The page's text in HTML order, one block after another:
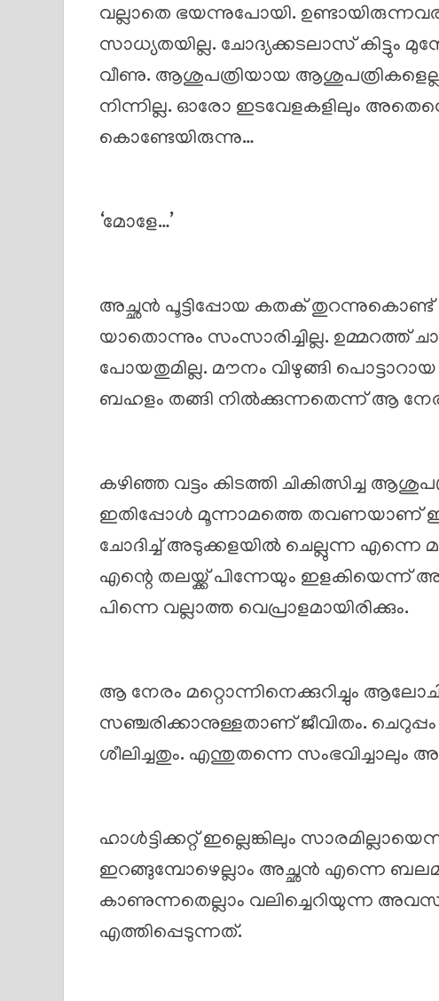
വല്ലാതെ ഭയന്നുപോയി.
സാധ്യതയില്ല. ചോദ്യക്കടലാസ് കിട്ടും
വീണു. ആശുപത്രിയായ
നിന്നില്ല. ഓരോ ഇടവേളകളിലും
കൊണ്ടേയിരുന്നു…
‘മോളേ…’
അച്ഛൻ പൂട്ടിപ്പോയ കതക് തുറന്നുകൊണ്ട്
യാതൊന്നും സംസാരിച്ചില്ല. ഉമ്മറത്ത്
പോയതുമില്ല. മൗനം വിഴുങ്ങി
ബഹളം തങ്ങി നിൽക്കുന്നതെന്ന് ആ
കഴിഞ്ഞ വട്ടം കിടത്തി ചികിത്സിച്ച
ഇതിപ്പോൾ മൂന്നാമത്തെ തവണയാണ്
ചോദിച്ച് അടുക്കളയിൽ ചെല്ലുന്ന
എന്റെ തലയ്ക്ക് പിന്നേയും ഇളകിയെന്ന്
പിന്നെ വല്ലാത്ത വെപ്രാളമായിരിക്കും.
ആ നേരം മറ്റൊന്നിനെക്കുറിച്ചും
സഞ്ചരിക്കാനുള്ളതാണ് ജീവിതം.
ശീലിച്ചതും. എന്തുതന്നെ സംഭവിച്ചാലും
ഹാൾട്ടിക്കറ്റ് ഇല്ലെങ്കിലും
ഇറങ്ങുമ്പോഴെല്ലാം അച്ഛൻ എന്നെ
കാണുന്നതെല്ലാം വലിച്ചെറിയുന്ന
എത്തിപ്പെടുന്നത്.